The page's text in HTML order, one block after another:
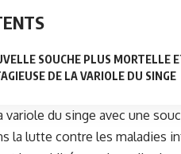
SOUCHE PLUS MORTELLE
DE LA VARIOLE DU SINGE
variole du singe avec une
la lutte contre les maladies